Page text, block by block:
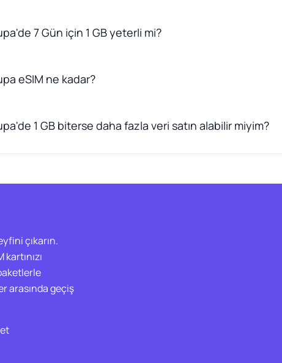
7 Gün için 1 GB yeterli mi?
eSIM ne kadar?
1 GB biterse daha fazla veri satın alabilir miyim?
çıkarın.
arasında geçiş